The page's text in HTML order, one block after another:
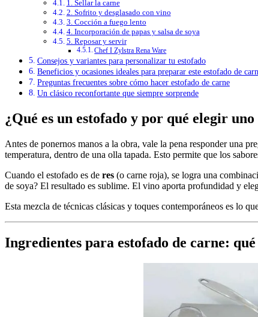
1. Sellar la carne
2. Sofrito y desglasado con vino
3. Cocción a fuego lento
4. Incorporación de papas y salsa de soya
5. Reposar y servir
Chef I Zylstra Rena Ware
Consejos y variantes para personalizar tu estofado
Beneficios y ocasiones ideales para preparar este estofado de
Preguntas frecuentes sobre cómo hacer estofado de carne
Un clásico reconfortante que siempre sorprende
¿Qué es un estofado y por qué elegir
Antes de ponernos manos a la obra, vale la pena responder una
temperatura, dentro de una olla tapada. Esto permite que los
Cuando el estofado es de res (o carne roja), se logra una
de soya? El resultado es sublime. El vino aporta profundidad y
Esta mezcla de técnicas clásicas y toques contemporáneos es lo
Ingredientes para estofado de carne: